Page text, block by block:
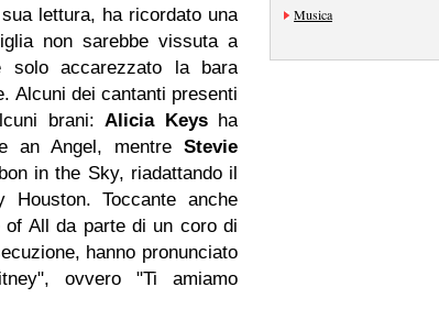
lettura, ha ricordato una
non sarebbe vissuta a
solo accarezzato la bara
Alcuni dei cantanti presenti
brani: Alicia Keysha
an Angel, mentre Stevie
in the Sky, riadattando il
Toccante anche
of All da parte di un coro di
hanno pronunciato
ovvero "Ti amiamo
Musica